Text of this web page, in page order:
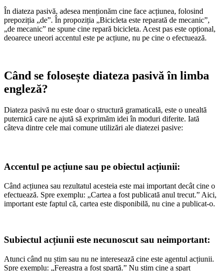
În diateza pasivă, adesea menționăm cine face acțiunea, folosind
prepoziția „de”. În propoziția „Bicicleta este reparată de mecanic”,
„de mecanic” ne spune cine repară bicicleta. Acest pas este opțional,
deoarece uneori accentul este pe acțiune, nu pe cine o efectuează.
Când se folosește diateza pasivă în limba
engleză?
Diateza pasivă nu este doar o structură gramaticală, este o unealtă
puternică care ne ajută să exprimăm idei în moduri diferite. Iată
câteva dintre cele mai comune utilizări ale diatezei pasive:
Accentul pe acțiune sau pe obiectul acțiunii:
Când acțiunea sau rezultatul acesteia este mai important decât cine o
efectuează. Spre exemplu: „Cartea a fost publicată anul trecut.” Aici,
important este faptul că, cartea este disponibilă, nu cine a publicat-o.
Subiectul acțiunii este necunoscut sau neimportant:
Atunci când nu știm sau nu ne interesează cine este agentul acțiunii.
Spre exemplu: „Fereastra a fost spartă.” Nu știm cine a spart